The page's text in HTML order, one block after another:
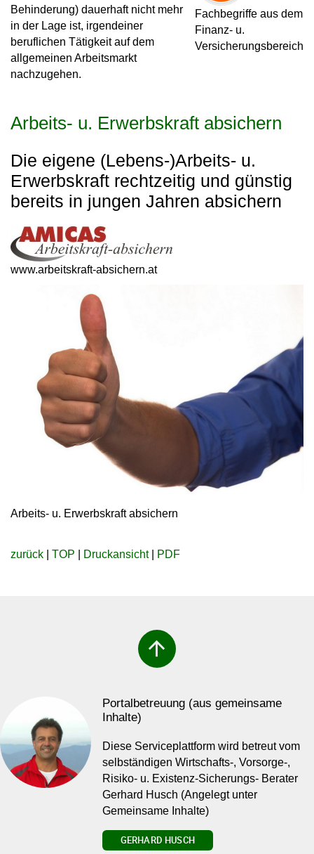
Fachbegriffe aus dem
Finanz- u.
Versicherungsbereich
Behinderung) dauerhaft nicht mehr
in der Lage ist, irgendeiner
beruflichen Tätigkeit auf dem
allgemeinen Arbeitsmarkt
nachzugehen.
Arbeits- u. Erwerbskraft absichern
Die eigene (Lebens-)Arbeits- u.
Erwerbskraft rechtzeitig und günstig
bereits in jungen Jahren absichern
www.arbeitskraft-absichern.at
Arbeits- u. Erwerbskraft absichern
zurück TOP Druckansicht| PDF
arrow_upward
Portalbetreuung (aus gemeinsame
Inhalte)
Diese Serviceplattform wird betreut vom
selbständigen Wirtschafts-, Vorsorge-,
Risiko- u. Existenz-Sicherungs- Berater
Gerhard Husch (Angelegt unter
Gemeinsame Inhalte)
GERHARD HUSCH